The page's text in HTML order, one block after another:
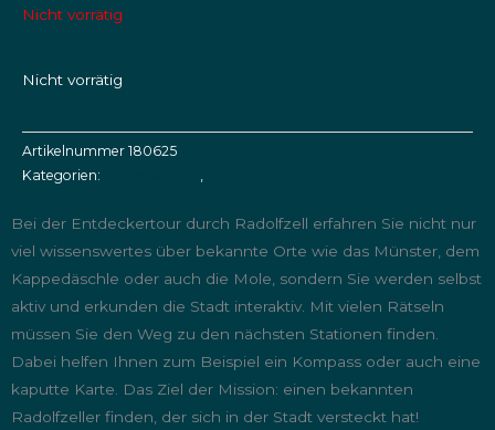
Nicht vorrätig
Nicht vorrätig
Artikelnummer 180625
Kategorien:
,
Bei der Entdeckertour durch Radolfzell erfahren Sie nicht nur
viel wissenswertes über bekannte Orte wie das Münster, dem
Kappedäschle oder auch die Mole, sondern Sie werden selbst
aktiv und erkunden die Stadt interaktiv. Mit vielen Rätseln
müssen Sie den Weg zu den nächsten Stationen finden.
Dabei helfen Ihnen zum Beispiel ein Kompass oder auch eine
kaputte Karte. Das Ziel der Mission: einen bekannten
Radolfzeller finden, der sich in der Stadt versteckt hat!